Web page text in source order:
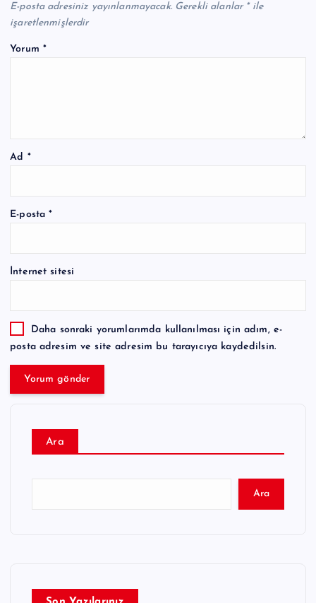
E-posta adresiniz yayınlanmayacak. Gerekli alanlar *ile
işaretlenmişlerdir
Yorum *
Ad *
E-posta*
İnternet sitesi
Daha sonraki yorumlarımda kullanılması için adım, e-
posta adresim ve site adresim bu tarayıcıya kaydedilsin.
Ara
Ara